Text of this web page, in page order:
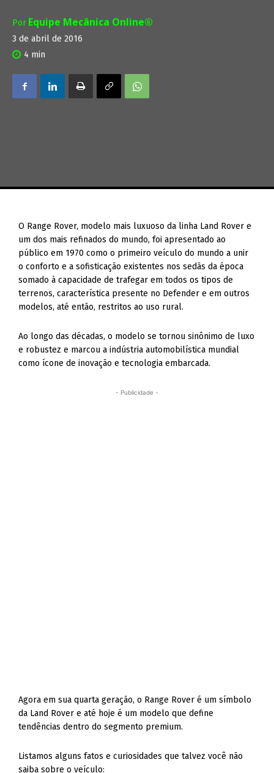
Por Equipe Mecânica Online®
3 de abril de 2016
4 min
O Range Rover, modelo mais luxuoso da linha Land Rover e
um dos mais refinados do mundo, foi apresentado ao
público em 1970 como o primeiro veículo do mundo a unir
o conforto e a sofisticação existentes nos sedãs da época
somado à capacidade de trafegar em todos os tipos de
terrenos, característica presente no Defender e em outros
modelos, até então, restritos ao uso rural.
Ao longo das décadas, o modelo se tornou sinônimo de luxo
e robustez e marcou a indústria automobilística mundial
como ícone de inovação e tecnologia embarcada.
- Publicidade -
Agora em sua quarta geração, o Range Rover é um símbolo
da Land Rover e até hoje é um modelo que define
tendências dentro do segmento premium.
Listamos alguns fatos e curiosidades que talvez você não
saiba sobre o veículo: